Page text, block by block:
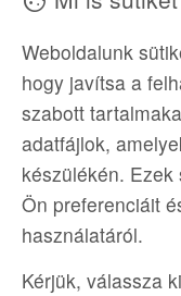
ELZÁSZTÓL A
Körutazás
528 000 Ft
Weboldalunk
hogy javítsa a
szabott
adatfájlok,
készülékén.
Ön preferenciáit
használatáról.
Kérjük, válassza